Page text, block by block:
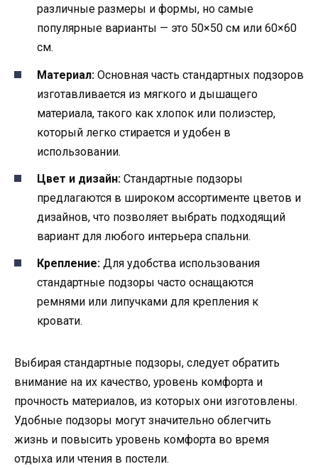
различные размеры и формы, но самые
популярные варианты — это 50×50 см или 60×60
см.
Материал: Основная часть стандартных подзоров
изготавливается из мягкого и дышащего
материала, такого как хлопок или полиэстер,
который легко стирается и удобен в
использовании.
Цвет и дизайн: Стандартные подзоры
предлагаются в широком ассортименте цветов и
дизайнов, что позволяет выбрать подходящий
вариант для любого интерьера спальни.
Крепление: Для удобства использования
стандартные подзоры часто оснащаются
ремнями или липучками для крепления к
кровати.
Выбирая стандартные подзоры, следует обратить
внимание на их качество, уровень комфорта и
прочность материалов, из которых они изготовлены.
Удобные подзоры могут значительно облегчить
жизнь и повысить уровень комфорта во время
отдыха или чтения в постели.